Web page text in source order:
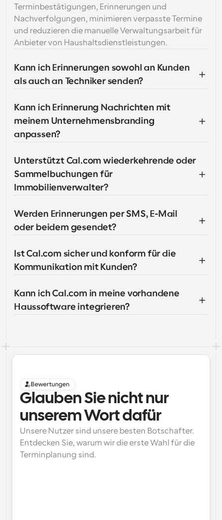
Terminbestätigungen, Erinnerungen und
Nachverfolgungen, minimieren verpasste Termine
und reduzieren die manuelle Verwaltungsarbeit für
Anbieter von Haushaltsdienstleistungen.
Kann ich Erinnerungen sowohl an Kunden
als auch an Techniker senden?
Kann ich Erinnerung Nachrichten mit
meinem Unternehmensbranding
anpassen?
Unterstützt Cal.com wiederkehrende oder
Sammelbuchungen für
Immobilienverwalter?
Werden Erinnerungen per SMS, E-Mail
oder beidem gesendet?
Ist Cal.com sicher und konform für die
Kommunikation mit Kunden?
Kann ich Cal.com in meine vorhandene
Haussoftware integrieren?
Bewertungen
Glauben Sie nicht nur
unserem Wort dafür
Unsere Nutzer sind unsere besten Botschafter.
Entdecken Sie, warum wir die erste Wahl für die
Terminplanung sind.